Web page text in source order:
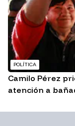
POLÍTICA
Camilo Pérez
atención a